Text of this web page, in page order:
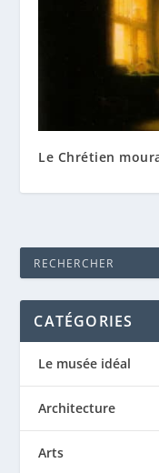
Le Chrétien
CATÉGORIES
Le musée idéal
Architecture
Arts